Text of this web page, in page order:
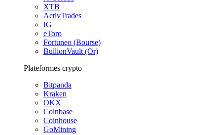
XTB
ActivTrades
IG
eToro
Fortuneo (Bourse)
BullionVault (Or)
Plateformes crypto
Bitpanda
Kraken
OKX
Coinbase
Coinhouse
GoMining